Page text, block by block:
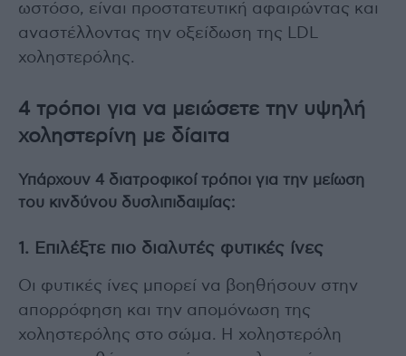
ωστόσο, είναι προστατευτική αφαιρώντας και
αναστέλλοντας την οξείδωση της LDL
χοληστερόλης.
4 τρόποι για να μειώσετε την υψηλή
χοληστερίνη με δίαιτα
Υπάρχουν 4 διατροφικοί τρόποι για την μείωση
του κινδύνου δυσλιπιδαιμίας:
1. Επιλέξτε πιο διαλυτές φυτικές ίνες
Οι φυτικές ίνες μπορεί να βοηθήσουν στην
απορρόφηση και την απομόνωση της
χοληστερόλης στο σώμα. Η χοληστερόλη